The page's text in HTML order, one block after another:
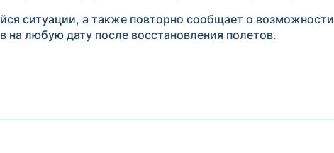
ситуации, а также повторно сообщает о возможности
любую дату после восстановления полетов.